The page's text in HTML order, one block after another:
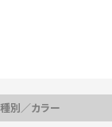
別／カラー